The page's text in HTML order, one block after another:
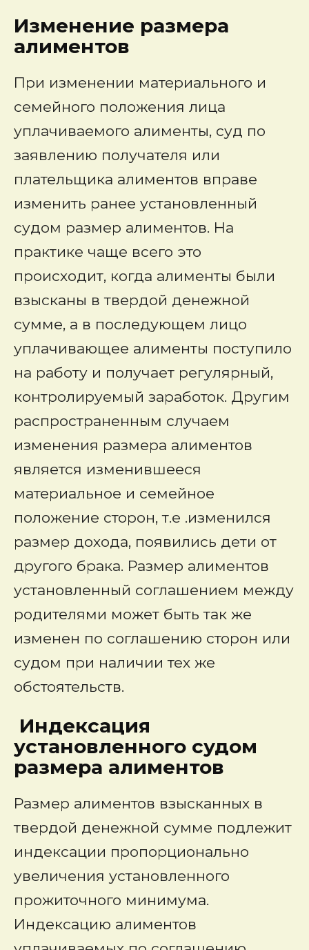
Изменение размера
алиментов
При изменении материального и
семейного положения лица
уплачиваемого алименты, суд по
заявлению получателя или
плательщика алиментов вправе
изменить ранее установленный
судом размер алиментов. На
практике чаще всего это
происходит, когда алименты были
взысканы в твердой денежной
сумме, а в последующем лицо
уплачивающее алименты поступило
на работу и получает регулярный,
контролируемый заработок. Другим
распространенным случаем
изменения размера алиментов
является изменившееся
материальное и семейное
положение сторон, т.е .изменился
размер дохода, появились дети от
другого брака. Размер алиментов
установленный соглашением между
родителями может быть так же
изменен по соглашению сторон или
судом при наличии тех же
обстоятельств.
Индексация
установленного судом
размера алиментов
Размер алиментов взысканных в
твердой денежной сумме подлежит
индексации пропорционально
увеличения установленного
прожиточного минимума.
Индексацию алиментов